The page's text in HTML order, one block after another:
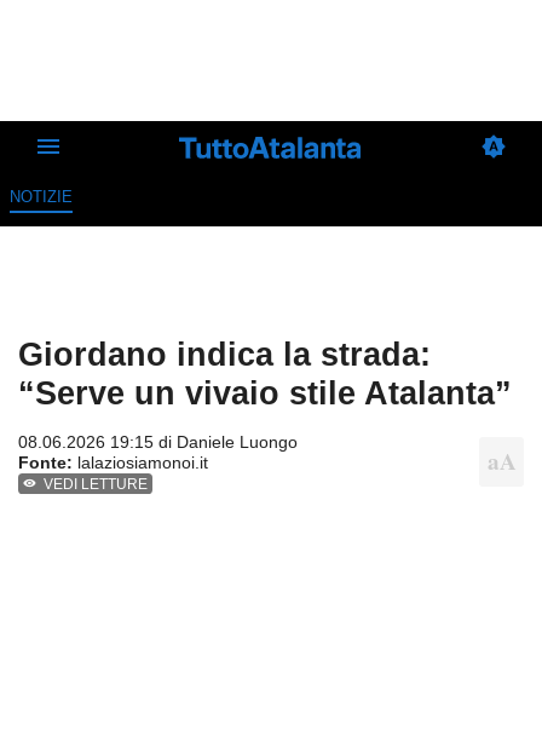
NOTIZIE
Giordano indica la strada:
“Serve un vivaio stile Atalanta”
08.06.2026 19:15 di Daniele Luongo
Fonte: lalaziosiamonoi.it
VEDI LETTURE